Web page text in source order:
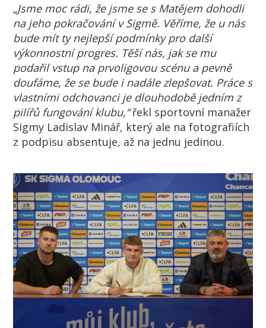
„Jsme moc rádi, že jsme se s Matějem dohodli
na jeho pokračování v Sigmě. Věříme, že u nás
bude mít ty nejlepší podmínky pro další
výkonnostní progres. Těší nás, jak se mu
podařil vstup na prvoligovou scénu a pevně
doufáme, že se bude i nadále zlepšovat. Práce s
vlastními odchovanci je dlouhodobě jedním z
pilířů fungování klubu,“řekl sportovní manažer
Sigmy Ladislav Minář, který ale na fotografiích
z podpisu absentuje, až na jednu jedinou.